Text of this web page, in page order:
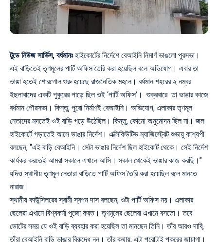
টুডে নিউজ সার্ভিস, বর্ধমানঃহাইকোর্টের নির্দেশে বেআইনি নিমার্ণ ভাঙলো পুরসভা।
এই বাড়িতেই তৃণমূলের পার্টি অফিস তৈরি করা হয়েছিল বলে অভিযোগ। এবার তা
ভাঙা হতেই শোরগোল শুরু হয়েছে রাজনৈতিক মহলে। বর্ধমান শহরের ২ নম্বর
ইছলাবাদের একটি পুকুরের পাড়ে ছিল ওই ‘পার্টি অফিস’। শুক্রবারে তা ভাঙার কাজে
বর্ধমান পৌরসভা। কিন্তু, পুরো নির্মাণই বেআইনি। অভিযোগ, এলাকার তৃণমূল
নেতাদের মদতেই ওই বাড়ি গড়ে উঠেছিল। কিন্তু, কোনো অনুমোদন ছিল না। জল
হাইকোর্টে গড়াতেই আসে ভাঙার নির্দেশ। এক্সিকিউটিভ ম্যাজিস্ট্রেট শুভায়ু কাশ্যপী
বলছেন, “এই বাড়ি বেআইনি। সেটা ভাঙার নির্দেশ ছিল হাইকোর্ট থেকে। সেই নির্দেশ
কার্যকর করতেই আমরা সকালে এখানে আসি। সকাল থেকেই ভাঙার কাজ করছি।”
যদিও স্থানীয় তৃণমূল নেতারা বাড়িতে পার্টি অফিস তৈরি করা হয়েছিল বলে মানতে
নারাজ।
স্থানীয় কাউন্সিলরের স্বামী স্বপন দাস বলছেন, ওটা পার্টি অফিস নয়। এলাকার
ছেলেরা এখানে বিশ্বকর্মা পুজো করত। তৃণমূলের ছেলেরা এখানে বসতো। তবে
ভোটের সময় যে ওই বাড়ি ব্যবহার করা হয়েছিল তা মানছেন তিনি। তাঁর আরও দাবি,
তাঁরা বেআইনি বাড়ি ভাঙার বিরুদ্ধে নন। তাঁর কথায়, এটা পুরোটাই পুকুরের জায়াগা।